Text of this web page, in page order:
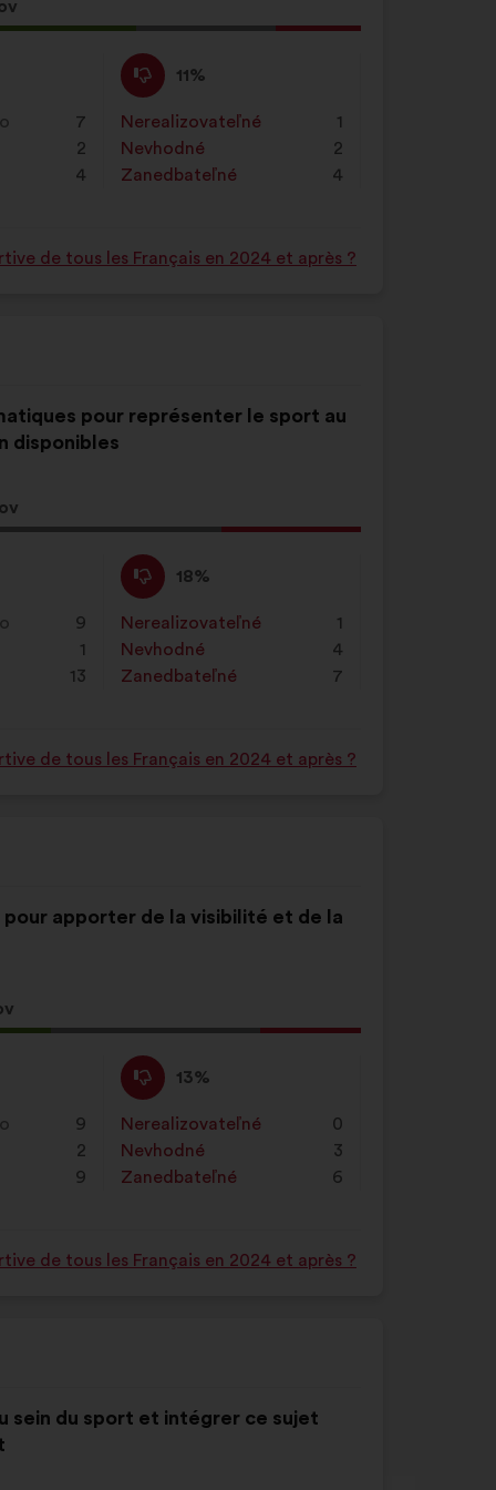
a
tlačidlo
„Hľadať“.
7
2
4
Nesúhlasím
:
11%
Tento
návrh
bol
kvalifikovaný:
Nerealizovateľné
: 1
krát
Nevhodné
: 2
krát
Zanedbateľné
: 4
krát
de tous les Français en 2024 et après ?
pour représenter le sport au
disponibles
9
1
13
Nesúhlasím
:
18%
Tento
návrh
bol
kvalifikovaný:
Nerealizovateľné
: 1
krát
Nevhodné
: 4
krát
Zanedbateľné
: 7
krát
de tous les Français en 2024 et après ?
apporter de la visibilité et de la
9
2
9
Nesúhlasím
:
13%
Tento
návrh
bol
kvalifikovaný:
Nerealizovateľné
: 0
krát
Nevhodné
: 3
krát
Zanedbateľné
: 6
krát
de tous les Français en 2024 et après ?
sein du sport et intégrer ce sujet